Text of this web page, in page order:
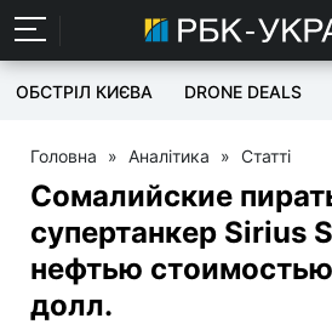
ОБСТРІЛ КИЄВА DRONE DEALS
Головна » Аналітика » Статті
Сомалийские
супертaнкep Sirius
нефтью
долл.